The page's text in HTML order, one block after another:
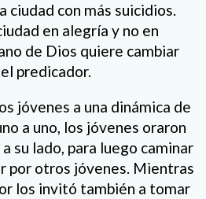
ciudad con más suicidios.
en alegría y no en
de Dios quiere cambiar
predicador.
jóvenes a una dinámica de
a uno, los jóvenes oraron
su lado, para luego caminar
por otros jóvenes. Mientras
los invitó también a tomar